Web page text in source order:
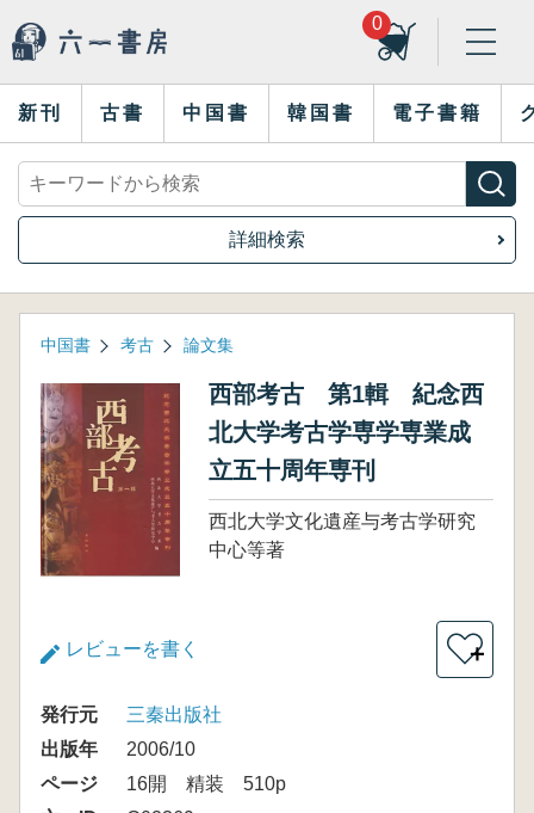
0
新刊 古書 中国書 韓国書 電子書籍
詳細検索
中国書 考古 論文集
西部考古 第1輯 紀念西
北大学考古学専学専業成
立五十周年専刊
西北大学文化遺産与考古学研究
中心等著
レビューを書く ＋
発行元
三秦出版社
出版年
2006/10
ページ
16開 精装 510p